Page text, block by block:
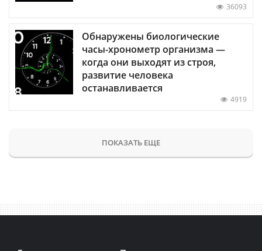
36093
Обнаружены биологические
часы-хронометр организма —
когда они выходят из строя,
развитие человека
останавливается
4919
ПОКАЗАТЬ ЕЩЕ